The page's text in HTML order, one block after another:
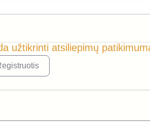
užtikrinti atsiliepimų